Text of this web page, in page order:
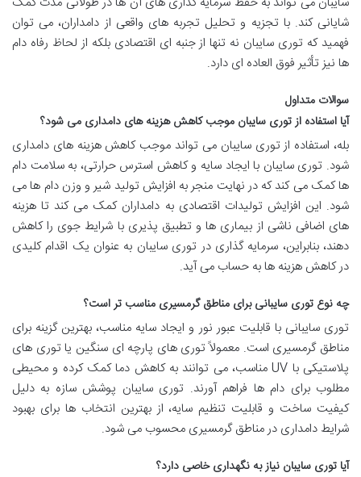
شایانی کند. با تجزیه و تحلیل تجربه های واقعی از دامداران، می توان
فهمید که توری سایبان نه تنها از جنبه ای اقتصادی بلکه از لحاظ رفاه دام
ها نیز تأثیر فوق العاده ای دارد.
سوالات متداول
آیا استفاده از توری سایبان موجب کاهش هزینه های دامداری می شود؟
بله، استفاده از توری سایبان می تواند موجب کاهش هزینه های دامداری
شود. توری سایبان با ایجاد سایه و کاهش استرس حرارتی، به سلامت دام
ها کمک می کند که در نهایت منجر به افزایش تولید شیر و وزن دام ها می
شود. این افزایش تولیدات اقتصادی به دامداران کمک می کند تا هزینه
های اضافی ناشی از بیماری ها و تطبیق پذیری با شرایط جوی را کاهش
دهند، بنابراین، سرمایه گذاری در توری سایبان به عنوان یک اقدام کلیدی
در کاهش هزینه ها به حساب می آید.
چه نوع توری سایبانی برای مناطق گرمسیری مناسب تر است؟
توری سایبانی با قابلیت عبور نور و ایجاد سایه مناسب، بهترین گزینه برای
مناطق گرمسیری است. معمولاً توری های پارچه ای سنگین یا توری های
پلاستیکی با UV مناسب، می توانند به کاهش دما کمک کرده و محیطی
مطلوب برای دام ها فراهم آورند. توری سایبان پوشش سازه به دلیل
کیفیت ساخت و قابلیت تنظیم سایه، از بهترین انتخاب ها برای بهبود
شرایط دامداری در مناطق گرمسیری محسوب می شود.
آیا توری سایبان نیاز به نگهداری خاصی دارد؟